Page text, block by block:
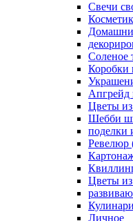
Свечи
Соленое
Коробки
Апгрейд
Цветы
Шебби
поделки
Ревелюр
Цветы
Личное